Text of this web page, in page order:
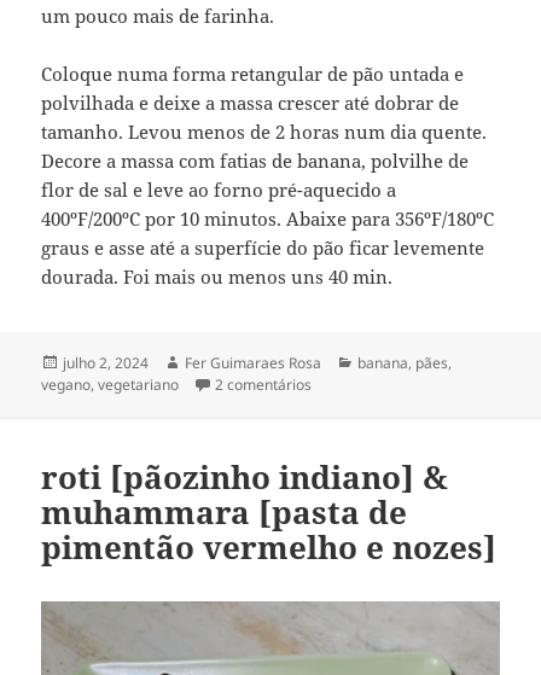
um pouco mais de farinha.
Coloque numa forma retangular de pão untada e
polvilhada e deixe a massa crescer até dobrar de
tamanho. Levou menos de 2 horas num dia quente.
Decore a massa com fatias de banana, polvilhe de
flor de sal e leve ao forno pré-aquecido a
400ºF/200ºC por 10 minutos. Abaixe para 356ºF/180ºC
graus e asse até a superfície do pão ficar levemente
dourada. Foi mais ou menos uns 40 min.
Publicado
em
julho 2, 2024 Autor
Fer Guimaraes Rosa Categorias
banana, pães,
vegano,vegetariano 2 comentários
roti [pãozinho indiano] &
muhammara [pasta de
pimentão vermelho e nozes]